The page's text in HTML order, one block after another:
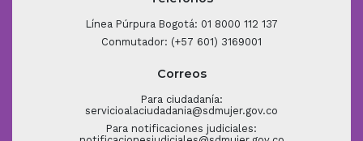
Teléfonos
Línea Púrpura Bogotá: 01 8000 112 137
Correos
Para ciudadanía:
servicioalaciudadania@sdmujer.gov.co